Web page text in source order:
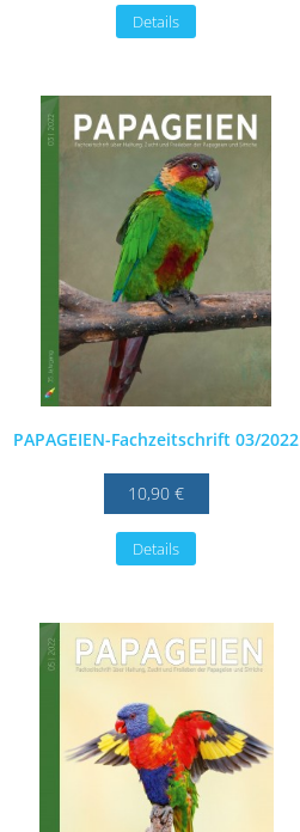
Details
PAPAGEIEN-Fachzeitschrift 03/2022
10,90 €
Details